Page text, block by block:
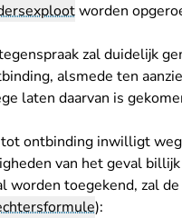
worden
zal duidelijk
alsmede ten
laten daarvan is
ontbinding inwilligt
van het geval
worden toegekend, zal
):